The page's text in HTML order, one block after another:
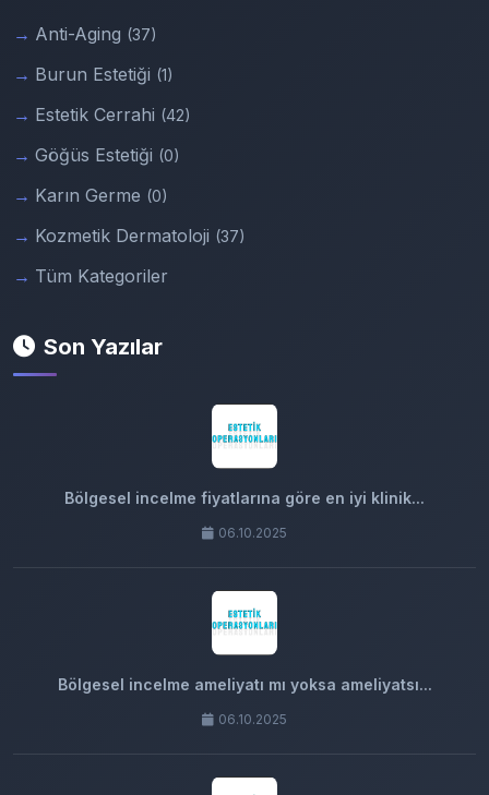
Anti-Aging (37)
Burun Estetiği (1)
Estetik Cerrahi (42)
Göğüs Estetiği (0)
Karın Germe (0)
Kozmetik Dermatoloji (37)
Tüm Kategoriler
Son Yazılar
Bölgesel incelme fiyatlarına göre en iyi klinik...
06.10.2025
Bölgesel incelme ameliyatı mı yoksa ameliyatsı...
06.10.2025